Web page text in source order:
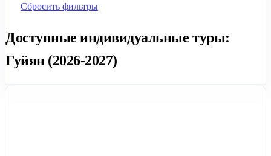
Сбросить фильтры
Доступные индивидуальные туры:
Гуйян (2026-2027)